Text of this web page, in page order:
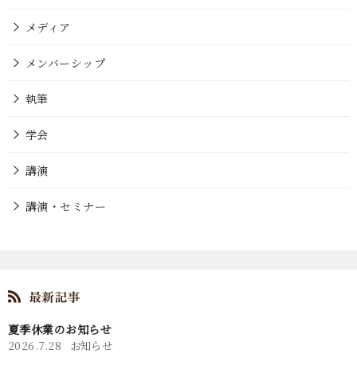
メディア
メンバーシップ
執筆
学会
講演
講演・セミナー
2026.7.28 お知らせ
夏季休業のお知らせ